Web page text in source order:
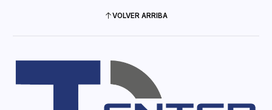
VOLVER ARRIBA